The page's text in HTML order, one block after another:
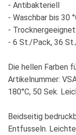
- Antibakteriell
- Waschbar bis 30
- Trocknergeeignet
- 6 St./Pack, 36
Die hellen Farben
Artikelnummer:
180°C, 50 Sek.
Beidseitig
Entfusseln.